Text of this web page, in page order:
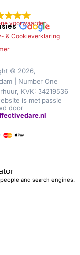
voorwaarden
& Cookieverklaring
© 2026,
| Number One
KVK: 34219536
is met passie
door
and search engines.